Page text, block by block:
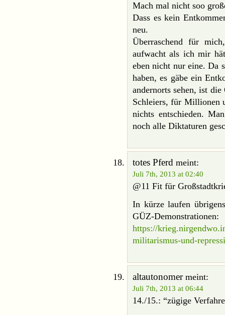
Mach mal nicht soo
Dass es kein
neu.
Überraschend für
aufwacht als ich mir
eben nicht nur eine. Da
haben, es gäbe ein
andernorts sehen, ist
Schleiers, für Millionen
nichts entschieden.
noch alle Diktaturen
totes Pferd meint:
Juli 7th, 2013 at 02:40
@11 Fit für
In kürze laufen
GÜZ-Demonstrationen:
https://
militarismus-und-
altautonomermeint:
Juli 7th, 2013 at 06:44
14./15.: “zügige